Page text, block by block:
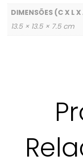
DIMENSÕES (C X L
13.5 × 13.5 × 7.5 cm